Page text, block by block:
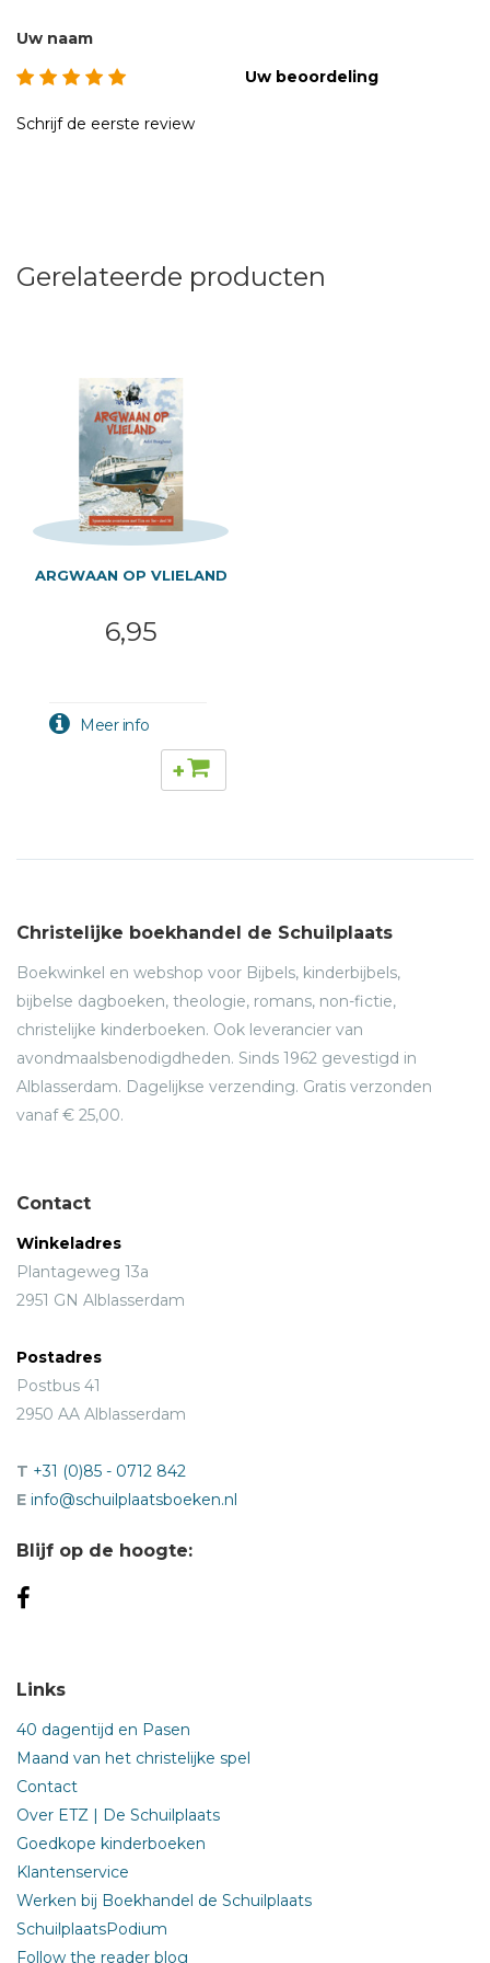
Uw naam
Uw beoordeling
Schrijf de eerste review
Gerelateerde producten
ARGWAAN OP VLIELAND
6,95
+
Christelijke boekhandel de Schuilplaats
Boekwinkel en webshop voor Bijbels, kinderbijbels,
bijbelse dagboeken, theologie, romans, non-fictie,
christelijke kinderboeken. Ook leverancier van
avondmaalsbenodigdheden. Sinds 1962 gevestigd in
Alblasserdam. Dagelijkse verzending. Gratis verzonden
vanaf € 25,00.
Contact
Winkeladres
Plantageweg 13a
2951 GN Alblasserdam
Postadres
Postbus 41
2950 AA Alblasserdam
T +31 (0)85 - 0712 842
E info@schuilplaatsboeken.nl
Blijf op de hoogte:
Links
40 dagentijd en Pasen
Maand van het christelijke spel
Contact
Over ETZ | De Schuilplaats
Goedkope kinderboeken
Klantenservice
Werken bij Boekhandel de Schuilplaats
SchuilplaatsPodium
Follow the reader blog